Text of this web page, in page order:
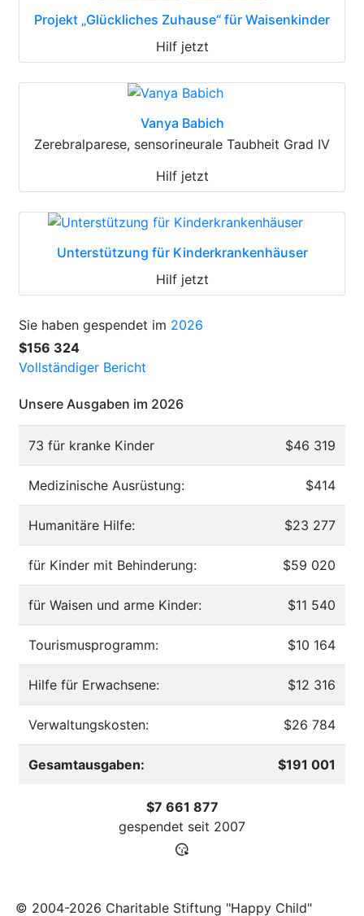
Projekt „Glückliches Zuhause“ für Waisenkinder
Hilf jetzt
Vanya Babich
Zerebralparese, sensorineurale Taubheit Grad IV
Hilf jetzt
Unterstützung für Kinderkrankenhäuser
Hilf jetzt
Sie haben gespendet im 2026
$156 324
Vollständiger Bericht
Unsere Ausgaben im 2026
73 für kranke Kinder $46 319
Medizinische Ausrüstung: $414
Humanitäre Hilfe: $23 277
für Kinder mit Behinderung: $59 020
für Waisen und arme Kinder: $11 540
Tourismusprogramm: $10 164
Hilfe für Erwachsene: $12 316
Verwaltungskosten: $26 784
Gesamtausgaben: $191 001
$7 661 877
gespendet seit 2007
© 2004-2026 Charitable Stiftung "Happy Child"